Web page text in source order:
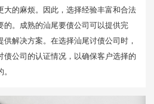
大的麻烦。因此，选择经验丰富和合法
的。成熟的汕尾要债公司可以提供完
解决方案。在选择汕尾讨债公司时，
债公司的认证情况，以确保客户选择的